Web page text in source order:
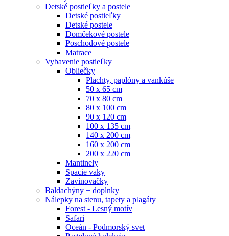
Detské postieľky a postele
Detské postieľky
Detské postele
Domčekové postele
Poschodové postele
Matrace
Vybavenie postieľky
Obliečky
Plachty, paplóny a vankúše
50 x 65 cm
70 x 80 cm
80 x 100 cm
90 x 120 cm
100 x 135 cm
140 x 200 cm
160 x 200 cm
200 x 220 cm
Mantinely
Spacie vaky
Zavinovačky
Baldachýny + doplnky
Nálepky na stenu, tapety a plagáty
Forest - Lesný motív
Safari
Oceán - Podmorský svet